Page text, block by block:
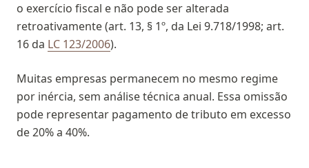
o exercício fiscal e não pode ser alterada
retroativamente (art. 13, § 1º, da Lei 9.718/1998; art.
16 da LC 123/2006).
Muitas empresas permanecem no mesmo regime
por inércia, sem análise técnica anual. Essa omissão
pode representar pagamento de tributo em excesso
de 20% a 40%.